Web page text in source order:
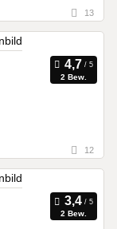
13
2 Bew.
12
2 Bew.